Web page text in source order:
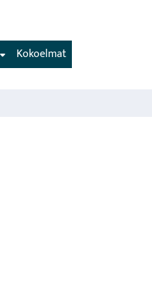
Kokoelmat